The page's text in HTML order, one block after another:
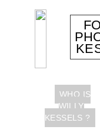
WHO IS
WILLY
KESSELS ?